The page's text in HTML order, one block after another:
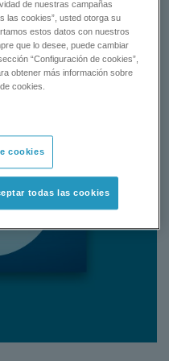
de nuestras campañas
las cookies”, usted otorga su
estos datos con nuestros
que lo desee, puede cambiar
“Configuración de cookies”,
obtener más información sobre
cookies.
cookies
todas las cookies